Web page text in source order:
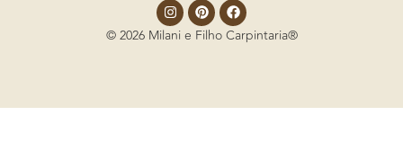
© 2026 Milani e Filho Carpintaria®